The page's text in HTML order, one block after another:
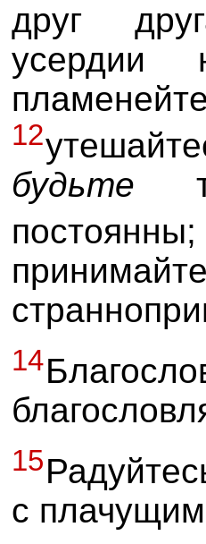
друг
усердии
12
будьте
14
15
с